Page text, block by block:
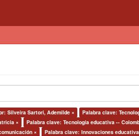
Silveira Sartori, Ademilde ×
Palabra clave:
× Palabra clave: Tecnología educativa --
×
Palabra clave: Innovaciones